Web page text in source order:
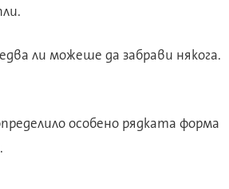
ли можеше да забрави някога.
особено рядката форма